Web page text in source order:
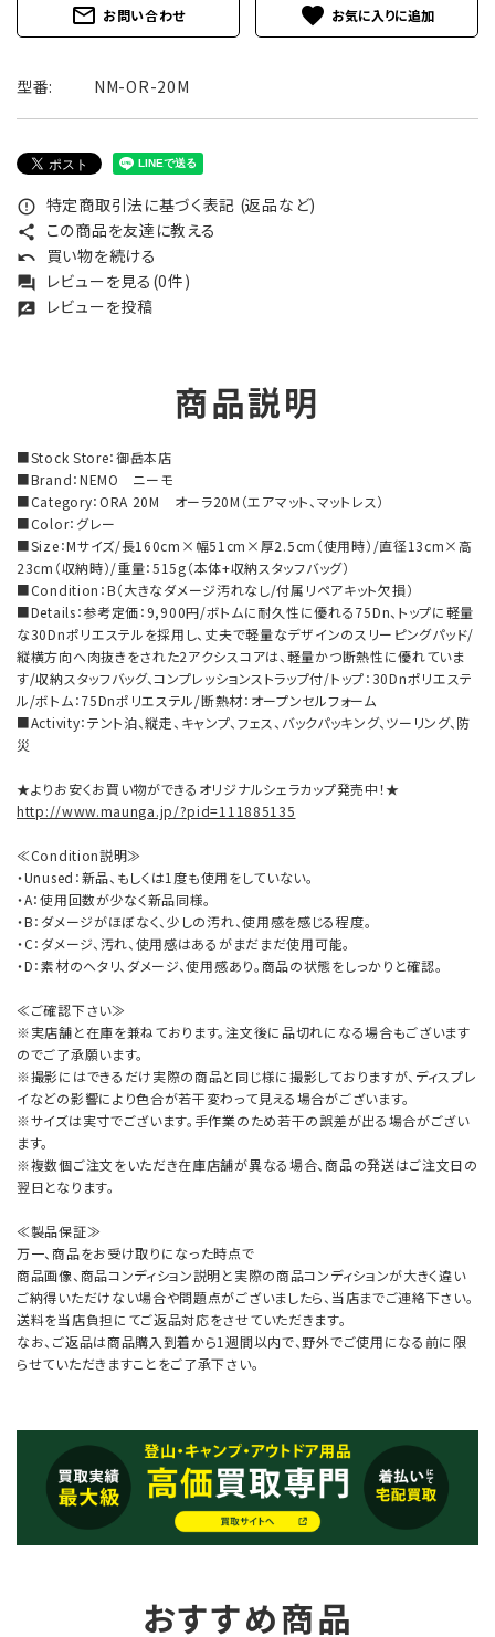
mail_outline お問い合わせ favorite
型番: NM-OR-20M
error_outline 特定商取引法に基づく表記 (返品など)
share この商品を友達に教える
undo 買い物を続ける
forum レビューを見る(0件)
rate_review レビューを投稿
商品説明
■Stock Store：御岳本店
■Brand：NEMO ニーモ
■Category：ORA 20M オーラ20M（エアマット、マットレス）
■Color：グレー
■Size：Mサイズ/長160cm×幅51cm×厚2.5cm（使用時）/直径13cm×高
23cm（収納時）/重量：515g（本体+収納スタッフバッグ）
■Condition：B（大きなダメージ汚れなし/付属リペアキット欠損）
■Details：参考定価：9,900円/ボトムに耐久性に優れる75Dn、トップに軽量
な30Dnポリエステルを採用し、丈夫で軽量なデザインのスリーピングパッド/
縦横方向へ肉抜きをされた2アクシスコアは、軽量かつ断熱性に優れていま
す/収納スタッフバッグ、コンプレッションストラップ付/トップ：30Dnポリエステ
ル/ボトム：75Dnポリエステル/断熱材：オープンセルフォーム
■Activity：テント泊、縦走、キャンプ、フェス、バックパッキング、ツーリング、防
災
★よりお安くお買い物ができるオリジナルシェラカップ発売中！★
http://www.maunga.jp/?pid=111885135
≪Condition説明≫
・Unused：新品、もしくは1度も使用をしていない。
・A：使用回数が少なく新品同様。
・B：ダメージがほぼなく、少しの汚れ、使用感を感じる程度。
・C：ダメージ、汚れ、使用感はあるがまだまだ使用可能。
・D：素材のヘタリ、ダメージ、使用感あり。商品の状態をしっかりと確認。
≪ご確認下さい≫
※実店舗と在庫を兼ねております。注文後に品切れになる場合もございます
のでご了承願います。
※撮影にはできるだけ実際の商品と同じ様に撮影しておりますが、ディスプレ
イなどの影響により色合が若干変わって見える場合がございます。
※サイズは実寸でございます。手作業のため若干の誤差が出る場合がござい
ます。
※複数個ご注文をいただき在庫店舗が異なる場合、商品の発送はご注文日の
翌日となります。
≪製品保証≫
万一、商品をお受け取りになった時点で
商品画像、商品コンディション説明と実際の商品コンディションが大きく違い
ご納得いただけない場合や問題点がございましたら、当店までご連絡下さい。
送料を当店負担にてご返品対応をさせていただきます。
なお、ご返品は商品購入到着から1週間以内で、野外でご使用になる前に限
らせていただきますことをご了承下さい。
おすすめ商品